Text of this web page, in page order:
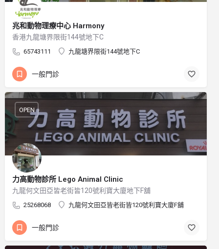
兆和動物理療中心 Harmony
香港九龍塘界限街144號地下C
65743111 九龍塘界限街144號地下C
一般門診
力高動物診所 Lego Animal Clinic
九龍何文田亞皆老街皆120號利寶大廈地下F舖
25268068 九龍何文田亞皆老街皆120號利寶大廈F舖
OPEN
一般門診